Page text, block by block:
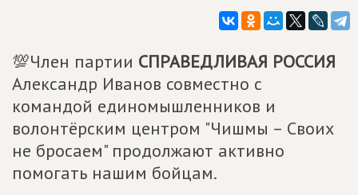
💯Член партии СПРАВЕДЛИВАЯ РОССИЯ
Александр Иванов совместно с
командой единомышленников и
волонтёрским центром "Чишмы – Своих
не бросаем" продолжают активно
помогать нашим бойцам.